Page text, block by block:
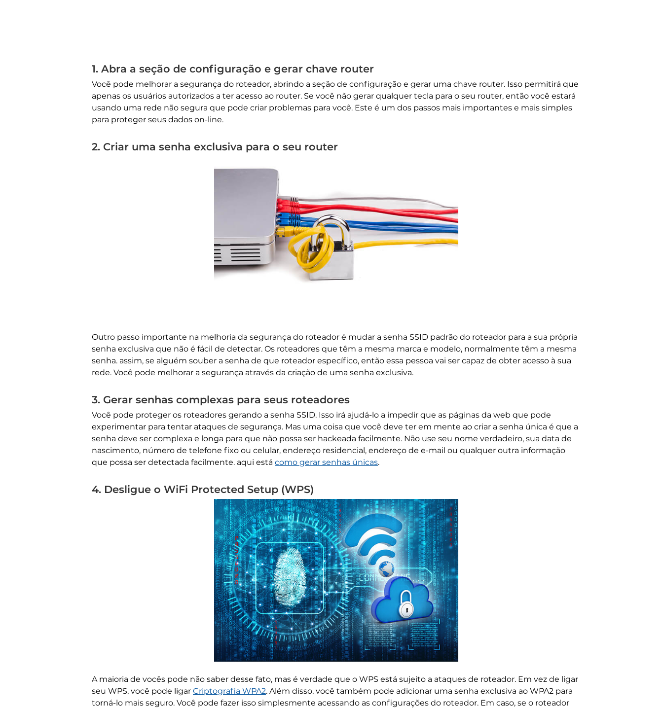
1. Abra a seção de configuração e gerar chave router
Você pode melhorar a segurança do roteador, abrindo a seção de configuração e gerar uma chave router. Isso permitirá que
apenas os usuários autorizados a ter acesso ao router. Se você não gerar qualquer tecla para o seu router, então você estará
usando uma rede não segura que pode criar problemas para você. Este é um dos passos mais importantes e mais simples
para proteger seus dados on-line.
2. Criar uma senha exclusiva para o seu router
Outro passo importante na melhoria da segurança do roteador é mudar a senha SSID padrão do roteador para a sua própria
senha exclusiva que não é fácil de detectar. Os roteadores que têm a mesma marca e modelo, normalmente têm a mesma
senha. assim, se alguém souber a senha de que roteador específico, então essa pessoa vai ser capaz de obter acesso à sua
rede. Você pode melhorar a segurança através da criação de uma senha exclusiva.
3. Gerar senhas complexas para seus roteadores
Você pode proteger os roteadores gerando a senha SSID. Isso irá ajudá-lo a impedir que as páginas da web que pode
experimentar para tentar ataques de segurança. Mas uma coisa que você deve ter em mente ao criar a senha única é que a
senha deve ser complexa e longa para que não possa ser hackeada facilmente. Não use seu nome verdadeiro, sua data de
nascimento, número de telefone fixo ou celular, endereço residencial, endereço de e-mail ou qualquer outra informação
que possa ser detectada facilmente. aqui está como gerar senhas únicas.
4. Desligue o WiFi Protected Setup (WPS)
A maioria de vocês pode não saber desse fato, mas é verdade que o WPS está sujeito a ataques de roteador. Em vez de ligar
seu WPS, você pode ligar Criptografia WPA2. Além disso, você também pode adicionar uma senha exclusiva ao WPA2 para
torná-lo mais seguro. Você pode fazer isso simplesmente acessando as configurações do roteador. Em caso, se o roteador